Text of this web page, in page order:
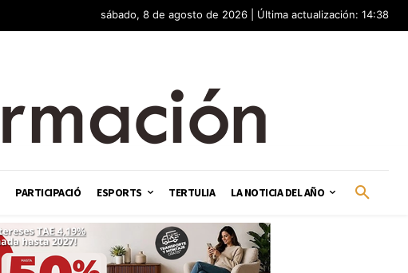
sábado, 8 de agosto de 2026 | Última actualización: 14:38
PARTICIPACIÓ ESPORTS TERTULIA LA NOTICIA DEL AÑO